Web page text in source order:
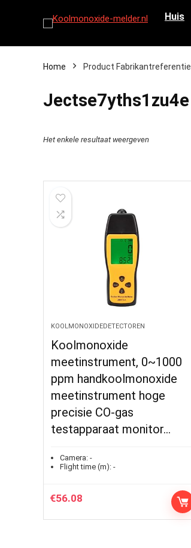
Huis
Home Product Fabrikantreferentie
‎Jectse7yths1zu4e
Het enkele resultaat weergeven
KOOLMONOXIDEDETECTOREN
Koolmonoxide
meetinstrument, 0~1000
ppm handkoolmonoxide
meetinstrument hoge
precisie CO-gas
testapparaat monitor…
Camera: -
Flight time (m): -
€56.08